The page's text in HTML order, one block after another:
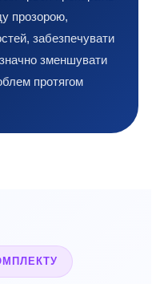
прозорою,
забезпечувати
зменшувати
протягом